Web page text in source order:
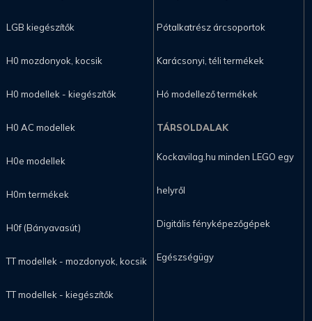
LGB kiegészítők
H0 mozdonyok, kocsik
H0 modellek - kiegészítők
H0 AC modellek
H0e modellek
H0m termékek
H0f (Bányavasút)
TT modellek - mozdonyok, kocsik
TT modellek - kiegészítők
Pótalkatrész árcsoportok
Karácsonyi, téli termékek
Hó modellező termékek
TÁRSOLDALAK
Kockavilag.hu minden LEGO egy
helyről
Digitális fényképezőgépek
Egészségügy